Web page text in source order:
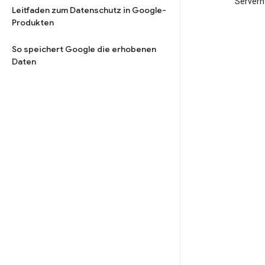
Leitfaden zum Datenschutz in Google-
Produkten
So speichert Google die erhobenen
Daten